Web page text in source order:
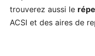
trouverez aussi le
ACSI et des aires de